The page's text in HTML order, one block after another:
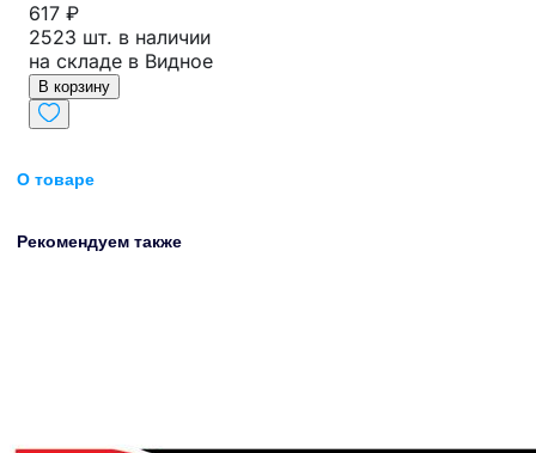
617 ₽
2523 шт. в наличии
на складе в Видное
В корзину
О товаре
Рекомендуем также